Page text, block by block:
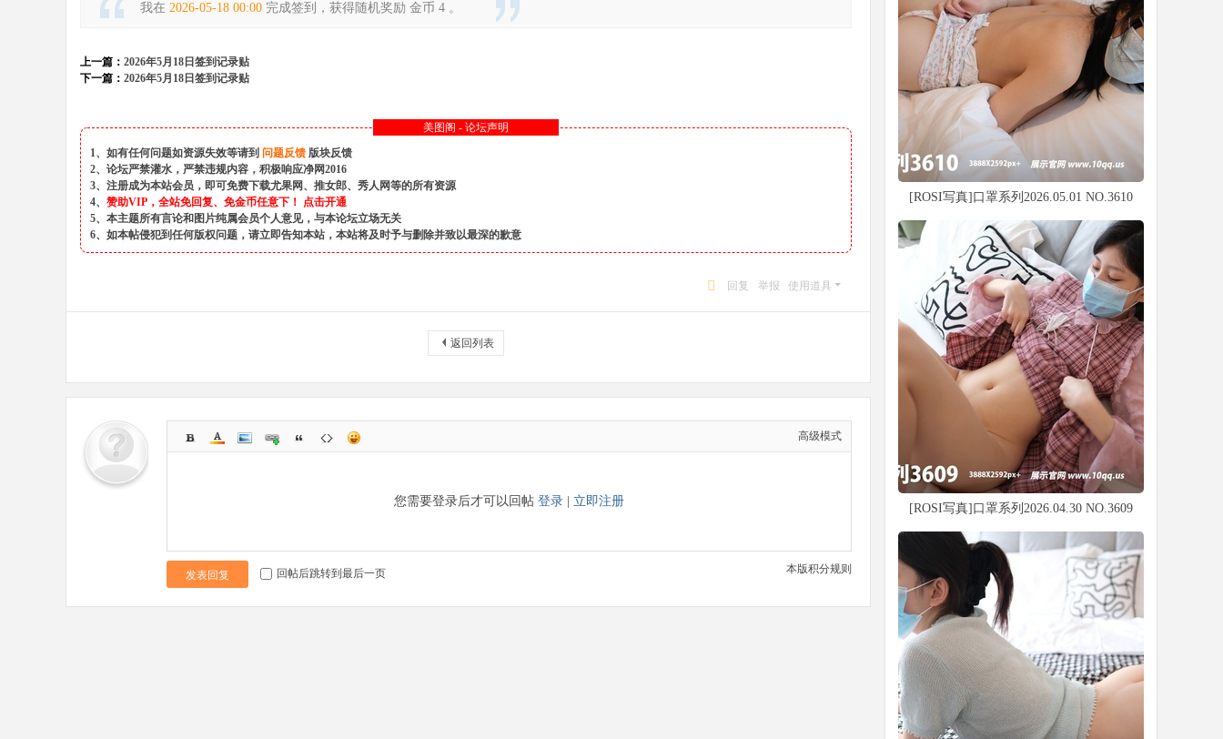
我在 2026-05-18 00:00 完成签到，获得随机奖励 金币 4 。
上一篇： 2026年5月18日签到记录贴
下一篇： 2026年5月18日签到记录贴
美图阁 - 论坛声明
1、如有任何问题如资源失效等请到 问题反馈 版块反馈
2、论坛严禁灌水，严禁违规内容，积极响应净网2016
3、注册成为本站会员，即可免费下载尤果网、推女郎、秀人网等的所有资源
4、 赞助VIP，全站免回复、免金币任意下！ 点击开通
5、本主题所有言论和图片纯属会员个人意见，与本论坛立场无关
6、如本帖侵犯到任何版权问题，请立即告知本站，本站将及时予与删除并致以最深的歉意
举报 使用道具
回复
返回列表
高级模式
您需要登录后才可以回帖 登录 立即注册
本版积分规则
发表回复 回帖后跳转到最后一页
[ROSI写真]口罩系列2026.05.01 NO.3610
[ROSI写真]口罩系列2026.04.30 NO.3609